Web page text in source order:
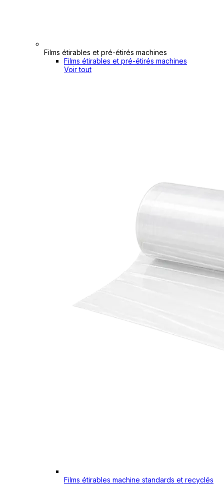
Films étirables et pré-étirés machines
Films étirables et pré-étirés machines
Voir tout
Films étirables machine standards et recyclés